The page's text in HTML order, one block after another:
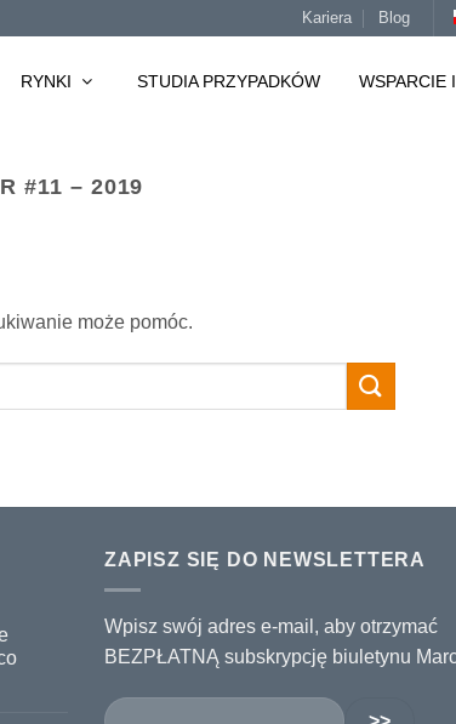
Kariera Blog
RYNKI STUDIA PRZYPADKÓW WSPARCIE
#11 – 2019
może pomóc.
ZAPISZ SIĘ DO NEWSLETTERA
Wpisz swój adres e-mail, aby otrzymać
BEZPŁATNĄ subskrypcję biuletynu